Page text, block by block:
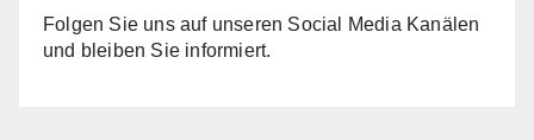
Folgen Sie uns auf unseren Social Media Kanälen
und bleiben Sie informiert.